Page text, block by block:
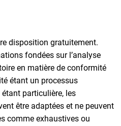
disposition gratuitement.
fondées sur l’analyse
en matière de conformité
étant un processus
particulière, les
être adaptées et ne peuvent
comme exhaustives ou